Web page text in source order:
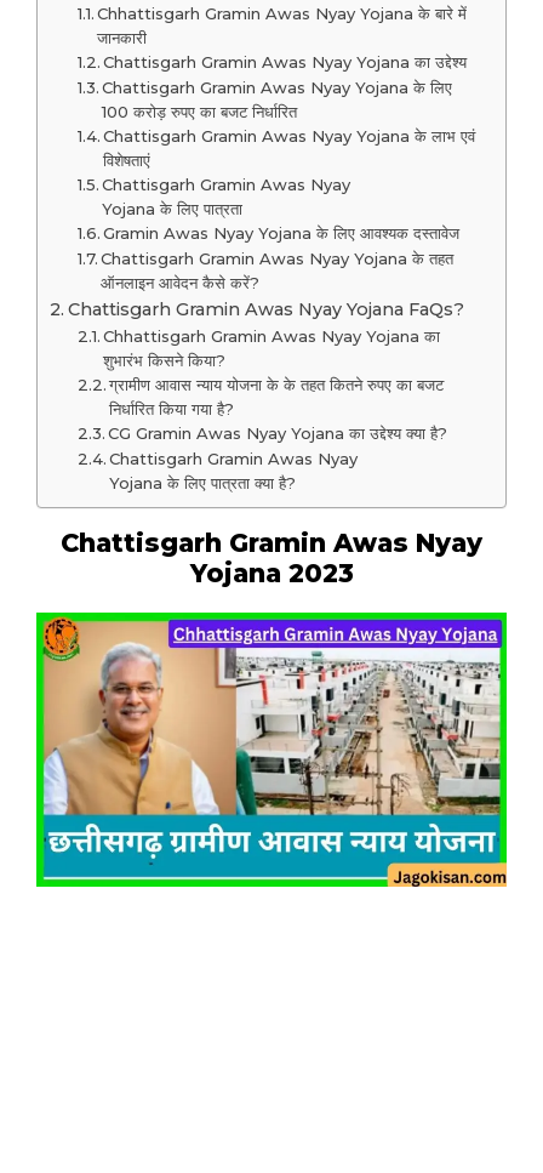
Chhattisgarh Gramin Awas Nyay Yojana के बारे में
जानकारी
Chattisgarh Gramin Awas Nyay Yojana का उद्देश्य
Chattisgarh Gramin Awas Nyay Yojana के लिए
100 करोड़ रुपए का बजट निर्धारित
Chattisgarh Gramin Awas Nyay Yojana के लाभ एवं
विशेषताएं
Chattisgarh Gramin Awas Nyay
Yojana के लिए पात्रता
Gramin Awas Nyay Yojana के लिए आवश्यक दस्तावेज
Chattisgarh Gramin Awas Nyay Yojana के तहत
ऑनलाइन आवेदन कैसे करें?
Chattisgarh Gramin Awas Nyay Yojana FaQs?
Chhattisgarh Gramin Awas Nyay Yojana का
शुभारंभ किसने किया?
ग्रामीण आवास न्याय योजना के के तहत कितने रुपए का बजट
निर्धारित किया गया है?
CG Gramin Awas Nyay Yojana का उद्देश्य क्या है?
Chattisgarh Gramin Awas Nyay
Yojana के लिए पात्रता क्या है?
Chattisgarh Gramin Awas Nyay
Yojana 2023